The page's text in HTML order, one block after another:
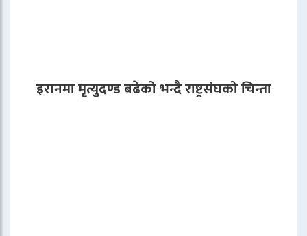
इरानमा मृत्युदण्ड बढेको भन्दै राष्ट्रसंघको चिन्ता